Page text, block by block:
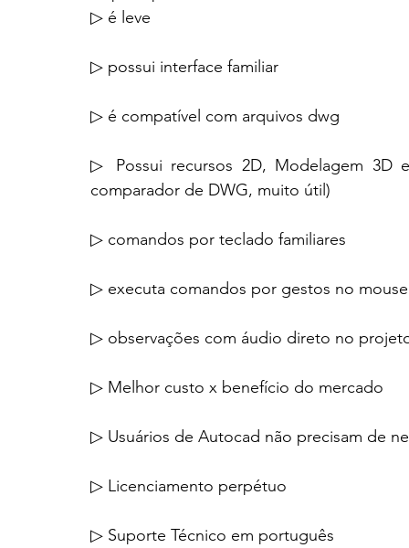
▷ é leve
▷ possui interface familiar
▷ é compatível com arquivos dwg
▷ Possui recursos 2D, Modelagem 3D
comparador de DWG, muito útil)
▷ comandos por teclado familiares
▷ executa comandos por gestos no mouse
▷ observações com áudio direto no
▷ Melhor custo x benefício do mercado
▷ Usuários de Autocad não precisam de
▷ Licenciamento perpétuo
▷ Suporte Técnico em português